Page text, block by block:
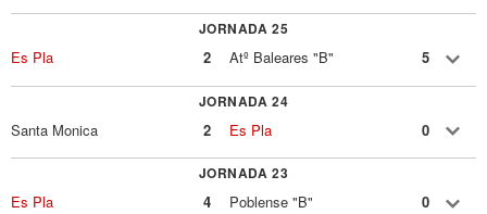
JORNADA 25
Es Pla 2 Atº Baleares "B" 5
JORNADA 24
Santa Monica 2 Es Pla 0
JORNADA 23
Es Pla 4 Poblense "B" 0